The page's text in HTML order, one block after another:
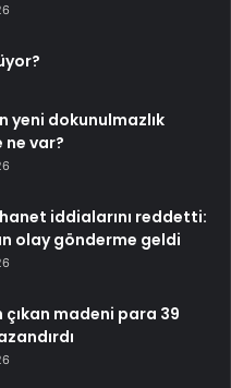
yeni dokunulmazlık
ne var?
iddialarını reddetti:
olay gönderme geldi
madeni para 39